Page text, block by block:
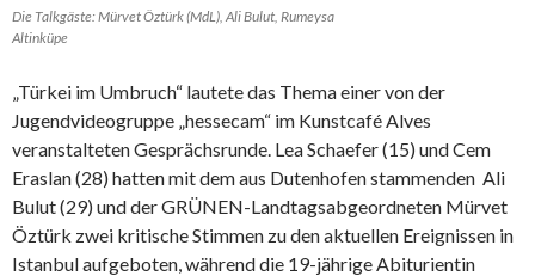
Die Talkgäste: Mürvet Öztürk (MdL), Ali Bulut, Rumeysa
Altinküpe
„Türkei im Umbruch“ lautete das Thema einer von der
Jugendvideogruppe „hessecam“ im Kunstcafé Alves
veranstalteten Gesprächsrunde. Lea Schaefer (15) und Cem
Eraslan (28) hatten mit dem aus Dutenhofen stammenden Ali
Bulut (29) und der GRÜNEN-Landtagsabgeordneten Mürvet
Öztürk zwei kritische Stimmen zu den aktuellen Ereignissen in
Istanbul aufgeboten, während die 19-jährige Abiturientin